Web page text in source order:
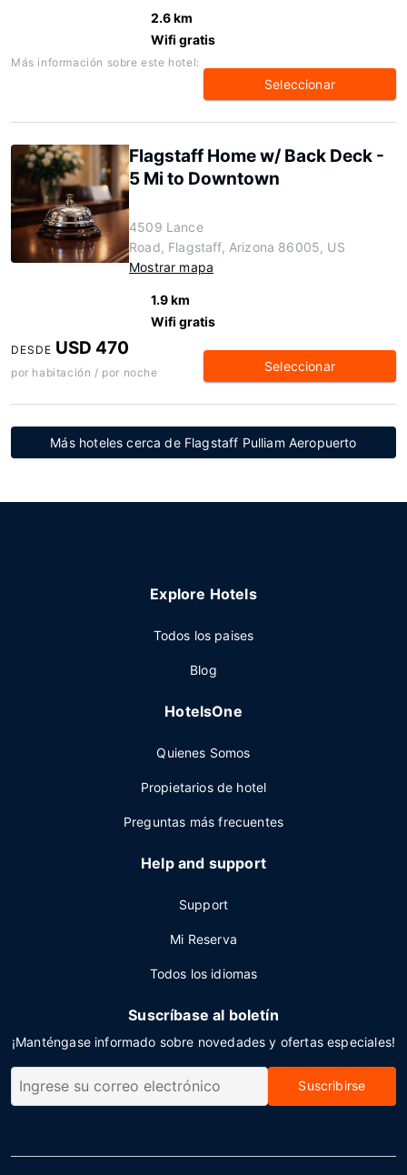
2.6 km
Wifi gratis
Más información sobre este hotel:
Seleccionar
Flagstaff Home w/ Back Deck -
5 Mi to Downtown
4509 Lance
Road, Flagstaff, Arizona 86005, US
Mostrar mapa
1.9 km
Wifi gratis
DESDE USD 470
por habitación / por noche Seleccionar
Más hoteles cerca de Flagstaff Pulliam Aeropuerto
Explore Hotels
Todos los paises
Blog
HotelsOne
Quienes Somos
Propietarios de hotel
Preguntas más frecuentes
Help and support
Support
Mi Reserva
Todos los idiomas
Suscríbase al boletín
¡Manténgase informado sobre novedades y ofertas especiales!
Suscribirse